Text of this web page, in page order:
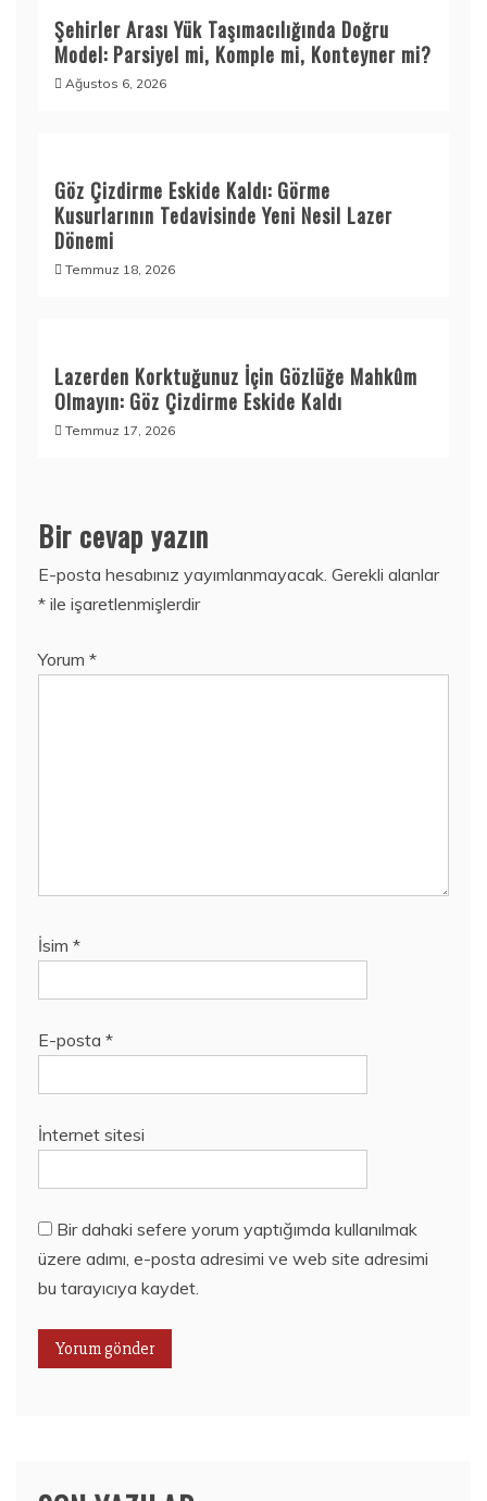
Şehirler Arası Yük Taşımacılığında Doğru
Model: Parsiyel mi, Komple mi, Konteyner mi?
Ağustos 6, 2026
Göz Çizdirme Eskide Kaldı: Görme
Kusurlarının Tedavisinde Yeni Nesil Lazer
Dönemi
Temmuz 18, 2026
Lazerden Korktuğunuz İçin Gözlüğe Mahkûm
Olmayın: Göz Çizdirme Eskide Kaldı
Temmuz 17, 2026
Bir cevap yazın
E-posta hesabınız yayımlanmayacak. Gerekli alanlar
* ile işaretlenmişlerdir
Yorum *
İsim *
E-posta *
İnternet sitesi
Bir dahaki sefere yorum yaptığımda kullanılmak
üzere adımı, e-posta adresimi ve web site adresimi
bu tarayıcıya kaydet.